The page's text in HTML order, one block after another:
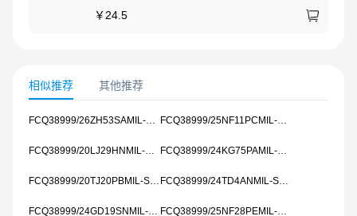
￥ 24.5
相似推荐 其他推荐